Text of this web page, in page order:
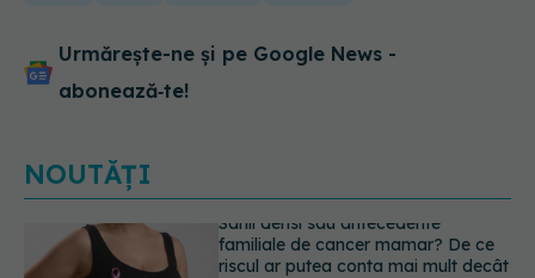
Urmărește-ne și pe Google News -
abonează‑te!
NOUTĂȚI
Nu trebuie să mănânci mai puțin ca